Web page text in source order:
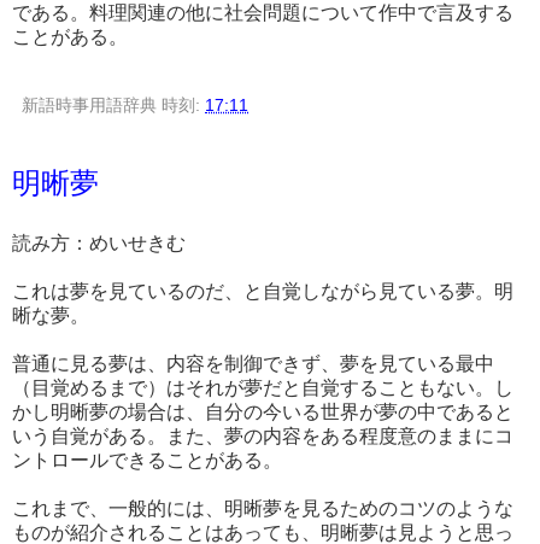
である。料理関連の他に社会問題について作中で言及する
ことがある。
新語時事用語辞典 時刻: 17:11
明晰夢
読み方：めいせきむ
これは夢を見ているのだ、と自覚しながら見ている夢。明
晰な夢。
普通に見る夢は、内容を制御できず、夢を見ている最中
（目覚めるまで）はそれが夢だと自覚することもない。し
かし明晰夢の場合は、自分の今いる世界が夢の中であると
いう自覚がある。また、夢の内容をある程度意のままにコ
ントロールできることがある。
これまで、一般的には、明晰夢を見るためのコツのような
ものが紹介されることはあっても、明晰夢は見ようと思っ